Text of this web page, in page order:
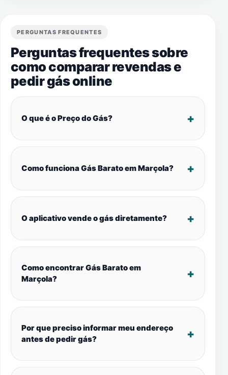
PERGUNTAS FREQUENTES
Perguntas frequentes sobre
como comparar revendas e
pedir gás online
O que é o Preço do Gás?
Como funciona Gás Barato em Marçola?
O aplicativo vende o gás diretamente?
Como encontrar Gás Barato em
Marçola?
Por que preciso informar meu endereço
antes de pedir gás?